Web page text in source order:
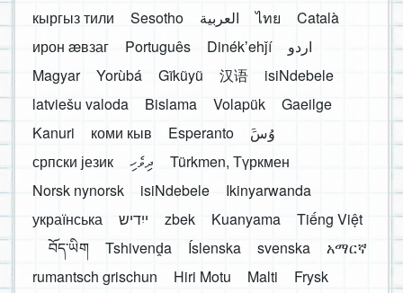
кыргыз тили
Sesotho العربية ไทย
Català
ирон æвзаг
Português Dinékʼehǰí
اردو
Magyar
Yorùbá Gĩkũyũ 汉语
isiNdebele
latviešu valoda
Bislama Volapük
Gaeilge
Kanuri
коми кыв Esperanto
َوُسَ
српски језик
ދިވެހި
Türkmen, Түркмен
Norsk nynorsk
isiNdebele
Ikinyarwanda
українська
ייִדיש zbek Kuanyama
Tiếng Việt
བོད་ཡིག
Tshivenḓa Íslenska svenska
አማርኛ
rumantsch grischun
Hiri Motu Malti
Frysk